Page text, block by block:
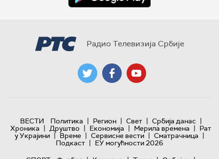
Радио Телевизија Србије
ВЕСТИ Политика | Регион | Свет | Србија данас |
Хроника | Друштво | Економија | Мерила времена | Рат
у Украјини | Време | Сервисне вести | Сматрачница |
Подкаст | ЕУ могућности 2026